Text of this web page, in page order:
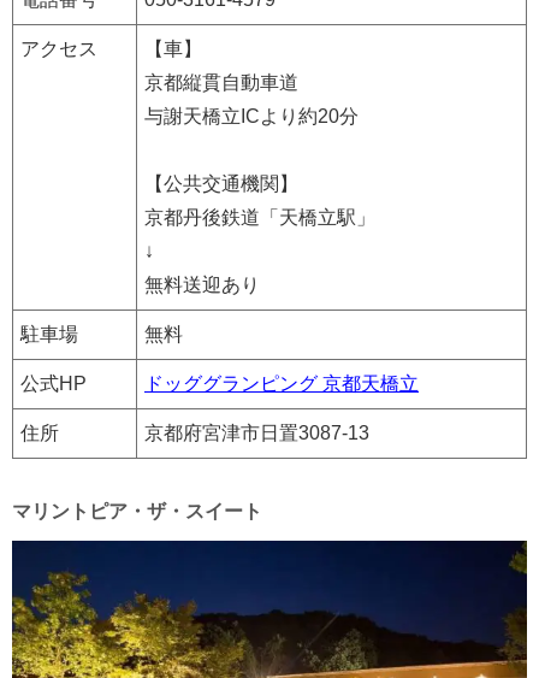
アクセス
【車】
京都縦貫自動車道
与謝天橋立ICより約20分
【公共交通機関】
京都丹後鉄道「天橋立駅」
↓
無料送迎あり
駐車場 無料
公式HP ドッググランピング 京都天橋立
住所 京都府宮津市日置3087-13
マリントピア・ザ・スイート